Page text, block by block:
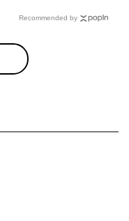
Recommended by